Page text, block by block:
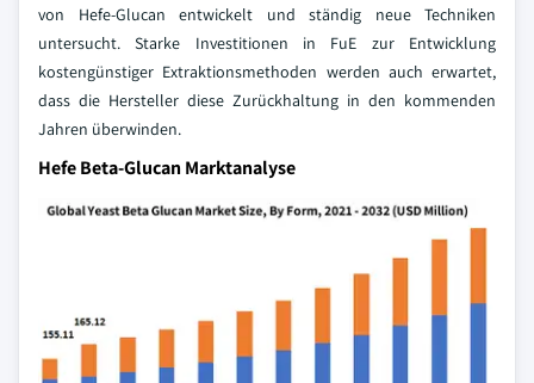
von Hefe-Glucan entwickelt und ständig neue Techniken
untersucht. Starke Investitionen in FuE zur Entwicklung
kostengünstiger Extraktionsmethoden werden auch erwartet,
dass die Hersteller diese Zurückhaltung in den kommenden
Jahren überwinden.
Hefe Beta-Glucan Marktanalyse